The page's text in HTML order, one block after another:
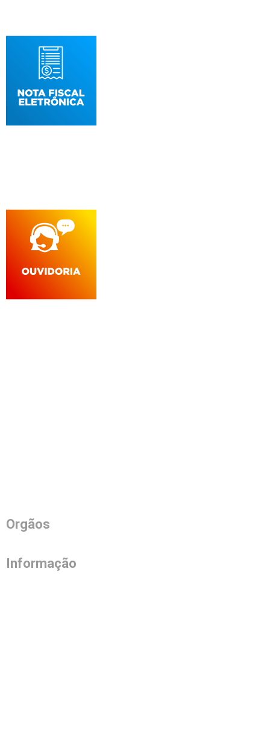
Orgãos
Informação